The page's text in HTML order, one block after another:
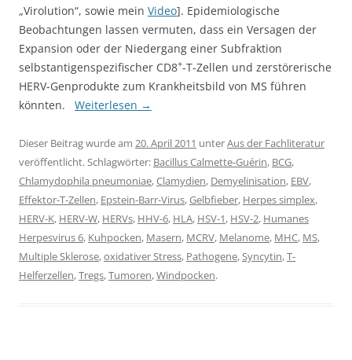
„Virolution“, sowie mein Video]. Epidemiologische
Beobachtungen lassen vermuten, dass ein Versagen der
Expansion oder der Niedergang einer Subfraktion
selbstantigenspezifischer CD8+-T-Zellen und zerstörerische
HERV-Genprodukte zum Krankheitsbild von MS führen
könnten. Weiterlesen →
Dieser Beitrag wurde am 20. April 2011 unterAus der Fachliteratur
veröffentlicht. Schlagwörter: Bacillus Calmette-Guérin, BCG,
Chlamydophila pneumoniae,Clamydien, Demyelinisation, EBV,
Effektor-T-Zellen, Epstein-Barr-Virus,Gelbfieber, Herpes simplex,
HERV-K, HERV-W, HERVs, HHV-6, HLA, HSV-1, HSV-2, Humanes
Herpesvirus 6, Kuhpocken, Masern, MCRV, Melanome, MHC, MS,
Multiple Sklerose,oxidativer Stress, Pathogene,Syncytin,T-
Helferzellen,Tregs,Tumoren,Windpocken.